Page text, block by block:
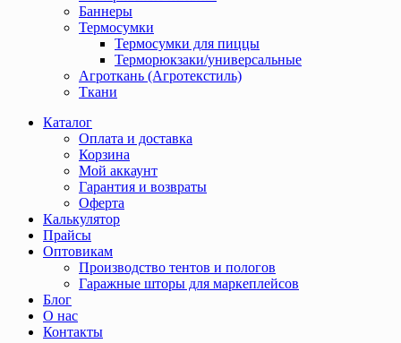
Баннеры
Термосумки
Термосумки для пиццы
Терморюкзаки/универсальные
Агроткань (Агротекстиль)
Ткани
Каталог
Оплата и доставка
Корзина
Мой аккаунт
Гарантия и возвраты
Оферта
Калькулятор
Прайсы
Оптовикам
Производство тентов и пологов
Гаражные шторы для маркеплейсов
Блог
О нас
Контакты